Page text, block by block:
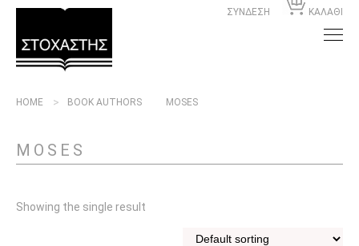
ΣΥΝΔΕΣΗ ΚΑΛΑΘΙ
HOME BOOK AUTHORS MOSES
MOSES
Showing the single result